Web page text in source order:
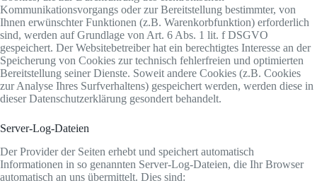
Kommunikationsvorgangs oder zur Bereitstellung bestimmter, von
Ihnen erwünschter Funktionen (z.B. Warenkorbfunktion) erforderlich
sind, werden auf Grundlage von Art. 6 Abs. 1 lit. f DSGVO
gespeichert. Der Websitebetreiber hat ein berechtigtes Interesse an der
Speicherung von Cookies zur technisch fehlerfreien und optimierten
Bereitstellung seiner Dienste. Soweit andere Cookies (z.B. Cookies
zur Analyse Ihres Surfverhaltens) gespeichert werden, werden diese in
dieser Datenschutzerklärung gesondert behandelt.
Server-Log-Dateien
Der Provider der Seiten erhebt und speichert automatisch
Informationen in so genannten Server-Log-Dateien, die Ihr Browser
automatisch an uns übermittelt. Dies sind: